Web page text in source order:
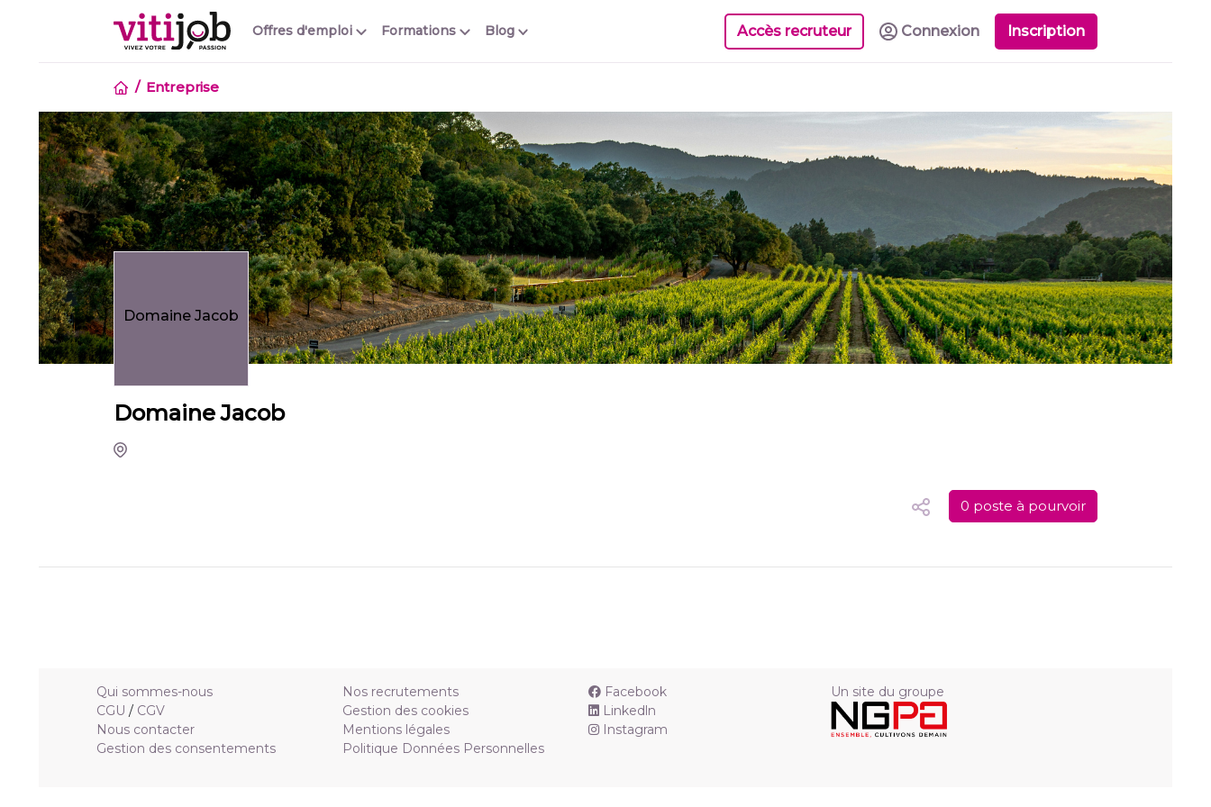
Offres d'emploi Blog
Formations Accès recruteur Connexion Inscription
Entreprise
Domaine Jacob
Domaine Jacob
0 poste à pourvoir
Qui sommes-nous
CGU / CGV
Nous contacter
Gestion des consentements
Nos recrutements
Gestion des cookies
Mentions légales
Politique Données Personnelles
Facebook
Linkedln
Instagram
Un site du groupe